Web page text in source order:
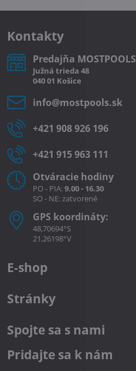
Kontakty
Predajňa MOSTPOOLS
Južná trieda 48
040 01 Košice
info​@mostpools​.sk
+421 908 926 196
+421 915 963 111
Otváracie hodiny
PO - PIA:9.00 - 16.30
SO - NE: zatvorené
GPS koordináty:
48,70694°S
21,26198°V
E-shop
Stránky
Spojte sa s nami
Pridajte sa k nám